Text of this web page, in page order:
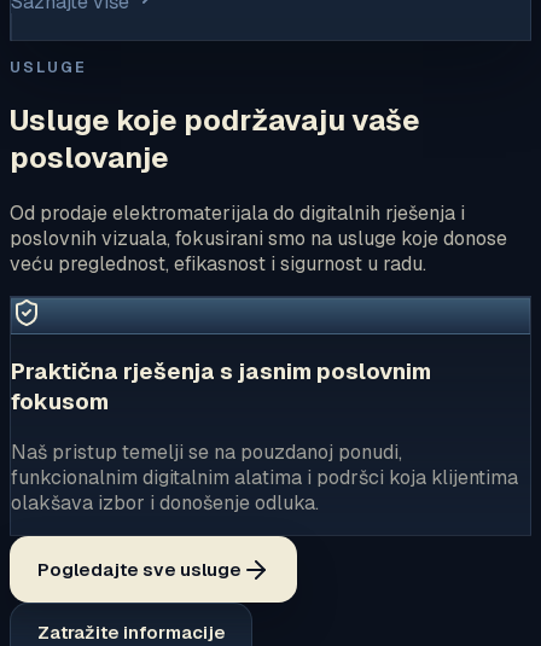
USLUGE
Usluge koje podržavaju vaše
poslovanje
Od prodaje elektromaterijala do digitalnih rješenja i
poslovnih vizuala, fokusirani smo na usluge koje donose
veću preglednost, efikasnost i sigurnost u radu.
Praktična rješenja s jasnim poslovnim
fokusom
Naš pristup temelji se na pouzdanoj ponudi,
funkcionalnim digitalnim alatima i podršci koja klijentima
olakšava izbor i donošenje odluka.
Pogledajte sve usluge
Zatražite informacije